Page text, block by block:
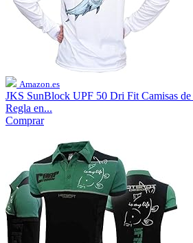
Amazon.es
JKS SunBlock UPF 50 Dri Fit Camisas de
Regla en...
Comprar